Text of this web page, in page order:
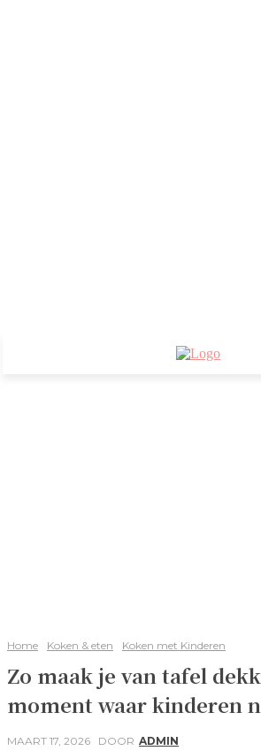
Home Koken & eten Koken met Kinderen
Zo maak je van tafel
moment waar kinderen
MAART 17, 2026 DOOR ADMIN